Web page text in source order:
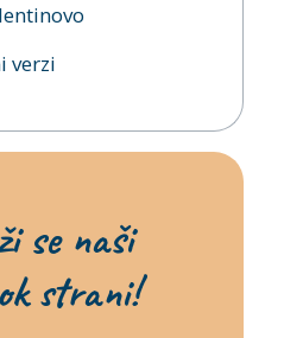
verzi
se naši
strani!